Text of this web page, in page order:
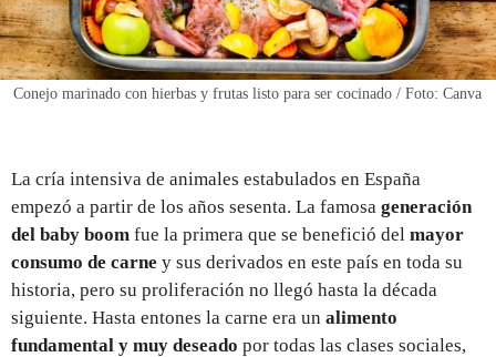
Conejo marinado con hierbas y frutas listo para ser cocinado / Foto: Canva
La cría intensiva de animales estabulados en España
empezó a partir de los años sesenta. La famosa generación
del baby boom fue la primera que se benefició del mayor
consumo de carne y sus derivados en este país en toda su
historia, pero su proliferación no llegó hasta la década
siguiente. Hasta entones la carne era un alimento
fundamental y muy deseado por todas las clases sociales,